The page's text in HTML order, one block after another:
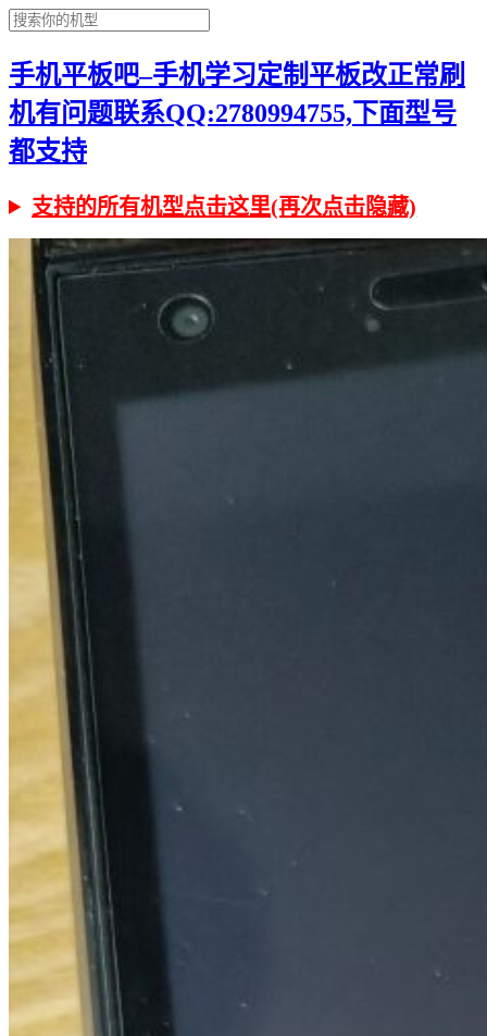
手机平板吧–手机学习定制平板改正常刷
机有问题联系QQ:2780994755,下面型号
都支持
支持的所有机型点击这里(再次点击隐藏)